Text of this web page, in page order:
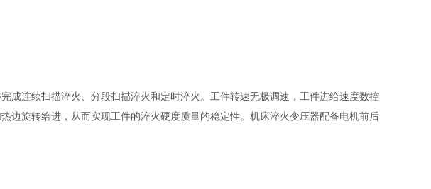
连续扫描淬火、分段扫描淬火和定时淬火。工件转速无极调速，工件进给速度数控
边旋转给进，从而实现工件的淬火硬度质量的稳定性。机床淬火变压器配备电机前后